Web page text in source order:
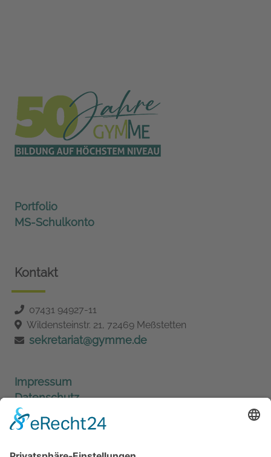
Portfolio
MS-Schulkonto
Kontakt
07431 94927-11
Wildensteinstr. 21, 72469 Meßstetten
sekretariat@gymme.de
Impressum
Datenschutz
Barrierefreiheit
Cookie-Einstellungen